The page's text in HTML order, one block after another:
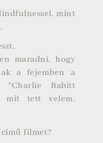
mint
maradni, hogy
a fejemben a
“Charlie Babitt
mit tett velem,
című filmet?